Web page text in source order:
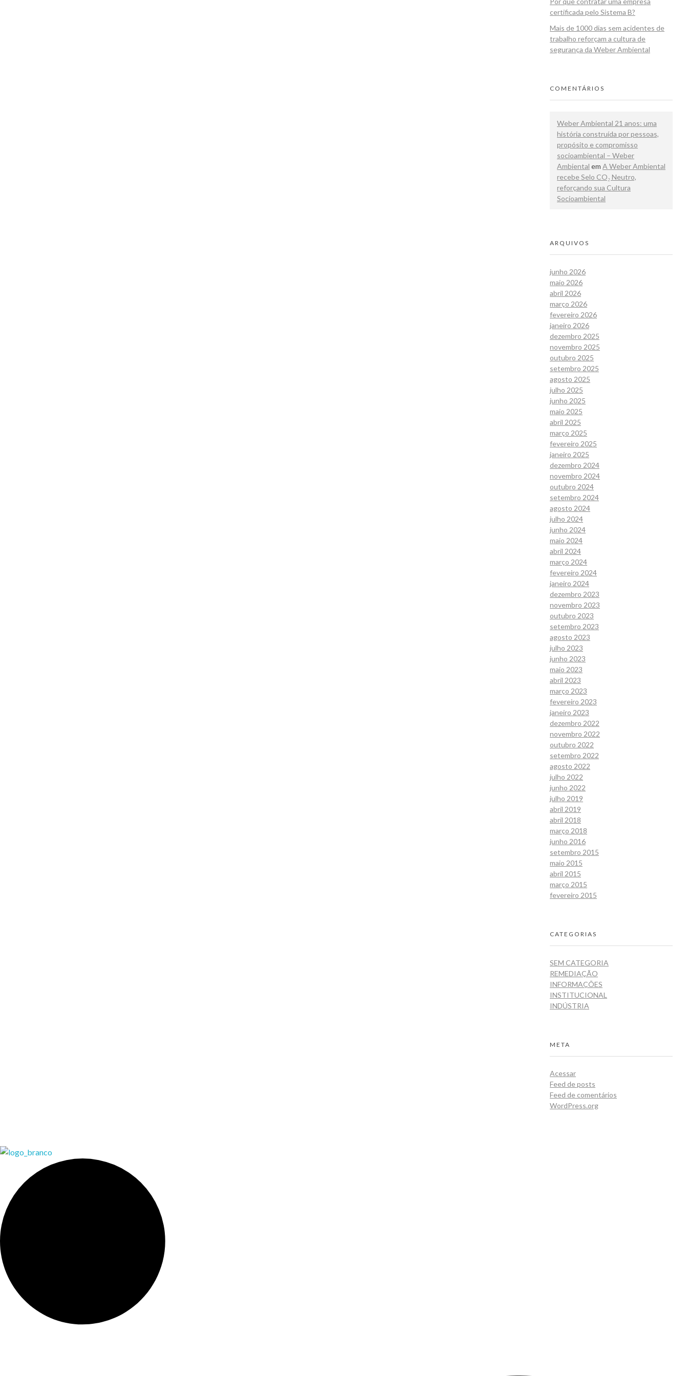
certificada pelo Sistema B?
Mais de 1000 dias sem acidentes de
trabalho reforçam a cultura de
segurança da Weber Ambiental
COMENTÁRIOS
Weber Ambiental 21 anos: uma
história construída por pessoas,
propósito e compromisso
socioambiental – Weber
Ambiental em A Weber Ambiental
recebe Selo CO₂ Neutro,
reforçando sua Cultura
Socioambiental
ARQUIVOS
junho 2026
maio 2026
abril 2026
março 2026
fevereiro 2026
janeiro 2026
dezembro 2025
novembro 2025
outubro 2025
setembro 2025
agosto 2025
julho 2025
junho 2025
maio 2025
abril 2025
março 2025
fevereiro 2025
janeiro 2025
dezembro 2024
novembro 2024
outubro 2024
setembro 2024
agosto 2024
julho 2024
junho 2024
maio 2024
abril 2024
março 2024
fevereiro 2024
janeiro 2024
dezembro 2023
novembro 2023
outubro 2023
setembro 2023
agosto 2023
julho 2023
junho 2023
maio 2023
abril 2023
março 2023
fevereiro 2023
janeiro 2023
dezembro 2022
novembro 2022
outubro 2022
setembro 2022
agosto 2022
julho 2022
junho 2022
julho 2019
abril 2019
abril 2018
março 2018
junho 2016
setembro 2015
maio 2015
abril 2015
março 2015
fevereiro 2015
CATEGORIAS
SEM CATEGORIA
REMEDIAÇÃO
INFORMAÇÕES
INSTITUCIONAL
INDÚSTRIA
META
Acessar
Feed de posts
Feed de comentários
WordPress.org